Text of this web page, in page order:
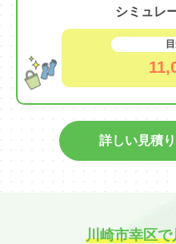
シミュレ
詳しい見積
川崎市幸区